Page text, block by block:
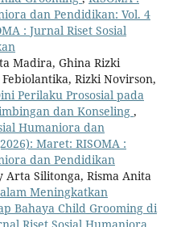
dan Pendidikan: Vol. 4
: Jurnal Riset Sosial
Madira, Ghina Rizki
Rizki Novirson,
Perilaku Prososial pada
dan Konseling ,
Humaniora dan
Maret: RISOMA :
dan Pendidikan
Silitonga, Risma Anita
Meningkatkan
Bahaya Child Grooming di